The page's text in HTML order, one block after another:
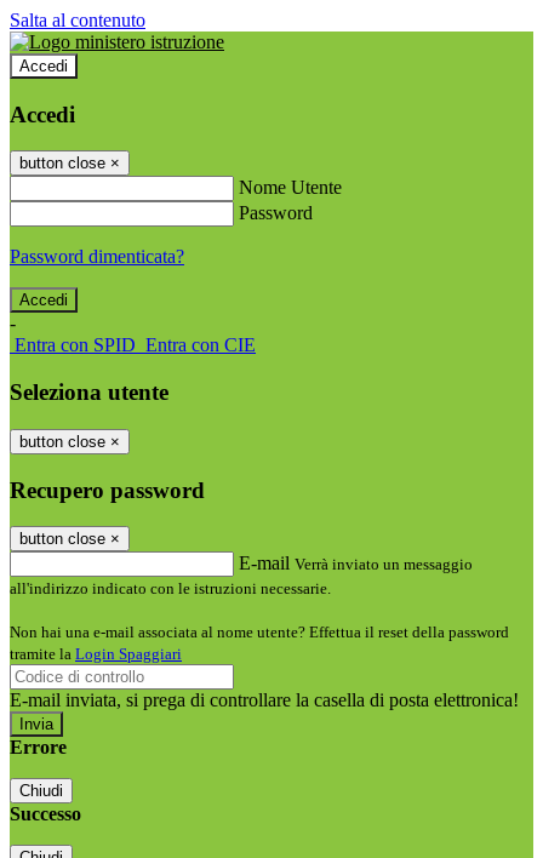
Salta al contenuto
Accedi
Accedi
button close ×
Nome Utente
Password
Password dimenticata?
-
Entra con SPID Entra con CIE
Seleziona utente
button close ×
Recupero password
button close ×
E-mail Verrà inviato un messaggio
all'indirizzo indicato con le istruzioni necessarie.
Non hai una e-mail associata al nome utente? Effettua il reset della password
tramite la Login Spaggiari
E-mail inviata, si prega di controllare la casella di posta elettronica!
Errore
Chiudi
Successo